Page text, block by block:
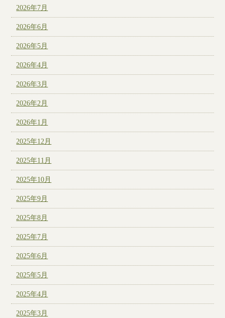
2026年7月
2026年6月
2026年5月
2026年4月
2026年3月
2026年2月
2026年1月
2025年12月
2025年11月
2025年10月
2025年9月
2025年8月
2025年7月
2025年6月
2025年5月
2025年4月
2025年3月